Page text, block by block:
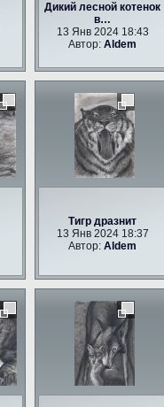
Дикий лесной котенок
в…
13 Янв 2024 18:43
Автор:Aldem
Тигр дразнит
13 Янв 2024 18:37
Автор:Aldem